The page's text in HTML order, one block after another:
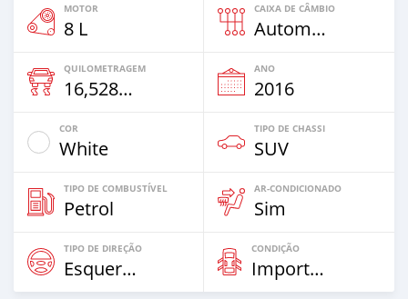
MOTOR
8 L
CAIXA DE CÂMBIO
Automático
QUILOMETRAGEM
16,528 Km
ANO
2016
COR
White
TIPO DE CHASSI
SUV
TIPO DE COMBUSTÍVEL
Petrol
AR-CONDICIONADO
Sim
TIPO DE DIREÇÃO
Esquerda
CONDIÇÃO
Importar